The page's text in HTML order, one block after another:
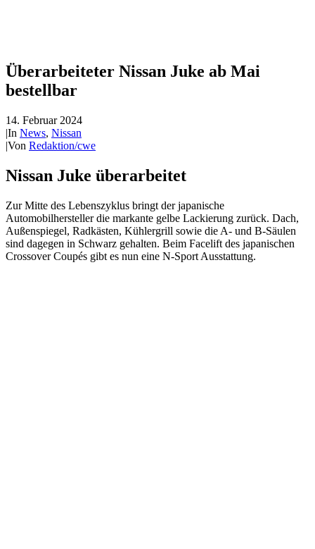
Überarbeiteter Nissan Juke ab Mai
bestellbar
14. Februar 2024
|In News, Nissan
|Von Redaktion/cwe
Nissan Juke überarbeitet
Zur Mitte des Lebenszyklus bringt der japanische
Automobilhersteller die markante gelbe Lackierung zurück. Dach,
Außenspiegel, Radkästen, Kühlergrill sowie die A- und B-Säulen
sind dagegen in Schwarz gehalten. Beim Facelift des japanischen
Crossover Coupés gibt es nun eine N-Sport Ausstattung.